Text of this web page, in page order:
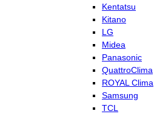
Kentatsu
Kitano
LG
Midea
Panasonic
QuattroClima
ROYAL Clima
Samsung
TCL